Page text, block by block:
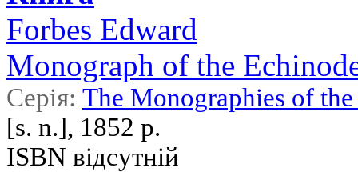
Forbes Edward
Monograph of the
Серія: The Monographies of
[s. n.], 1852 р.
ISBN відсутній